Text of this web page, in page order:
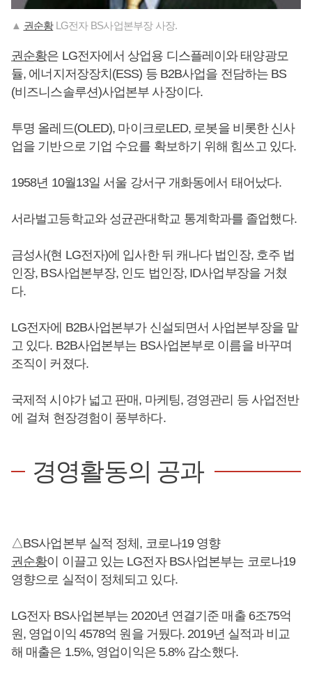
▲ 권순황LG전자 BS사업본부장 사장.
권순황은 LG전자에서 상업용 디스플레이와 태양광모
듈, 에너지저장장치(ESS) 등 B2B사업을 전담하는 BS
(비즈니스솔루션)사업본부 사장이다.
투명 올레드(OLED), 마이크로LED, 로봇을 비롯한 신사
업을 기반으로 기업 수요를 확보하기 위해 힘쓰고 있다.
1958년 10월13일 서울 강서구 개화동에서 태어났다.
서라벌고등학교와 성균관대학교 통계학과를 졸업했다.
금성사(현 LG전자)에 입사한 뒤 캐나다 법인장, 호주 법
인장, BS사업본부장, 인도 법인장, ID사업부장을 거쳤
다.
LG전자에 B2B사업본부가 신설되면서 사업본부장을 맡
고 있다. B2B사업본부는 BS사업본부로 이름을 바꾸며
조직이 커졌다.
국제적 시야가 넓고 판매, 마케팅, 경영관리 등 사업전반
에 걸쳐 현장경험이 풍부하다.
경영활동의 공과
△BS사업본부 실적 정체, 코로나19 영향
권순황이 이끌고 있는 LG전자 BS사업본부는 코로나19
영향으로 실적이 정체되고 있다.
LG전자 BS사업본부는 2020년 연결기준 매출 6조75억
원, 영업이익 4578억 원을 거뒀다. 2019년 실적과 비교
해 매출은 1.5%, 영업이익은 5.8% 감소했다.